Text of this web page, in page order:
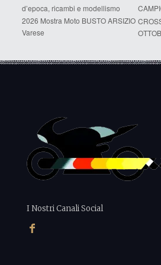
d’epoca, ricambi e modellismo
2026 Mostra Moto BUSTO ARSIZIO
Varese
I Nostri Canali Social